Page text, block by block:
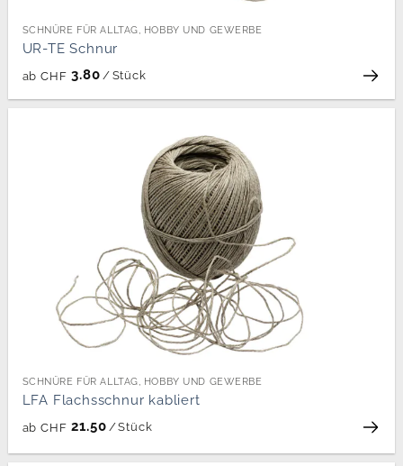
SCHNÜRE FÜR ALLTAG, HOBBY UND GEWERBE
UR-TE Schnur
ab CHF 3.80 / Stück
SCHNÜRE FÜR ALLTAG, HOBBY UND GEWERBE
LFA Flachsschnur kabliert
ab CHF 21.50 /Stück